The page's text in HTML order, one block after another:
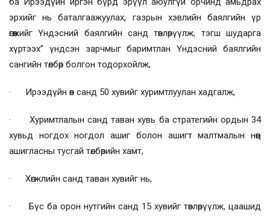
эрхийг нь баталгаажуулах, газрын хэвлийн баялгийн үр
өгөөжийг Үндэсний баялгийн санд төвлөрүүлж, тэгш шударга
хүртээх” үндсэн зарчмыг баримтлан Үндэсний баялгийн
сангийн төлбөр болгон тодорхойлж,
· Ирээдүйн өв санд 50 хувийг хуримтлуулан хадгалж,
· Хуримтлалын санд таван хувь ба стратегийн ордын 34
хувьд ногдох ногдол ашиг болон ашигт малтмалын нөөц
ашигласны тусгай төлбөрийн хамт,
· Хөгжлийн санд таван хувийг нь,
· Бүс ба орон нутгийн санд 15 хувийг төвлөрүүлж, цаашид